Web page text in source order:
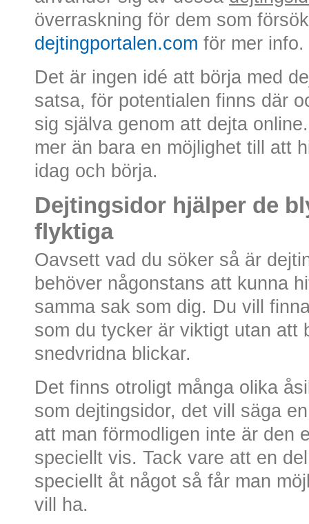
överraskning för dem som
dejtingportalen.com för mer info.
Det är ingen idé att börja med
satsa, för potentialen finns där
sig själva genom att dejta
mer än bara en möjlighet till att
idag och börja.
Dejtingsidor hjälper de
flyktiga
Oavsett vad du söker så är
behöver någonstans att kunna
samma sak som dig. Du vill
som du tycker är viktigt utan att
snedvridna blickar.
Det finns otroligt många olika
som dejtingsidor, det vill säga
att man förmodligen inte är den
speciellt vis. Tack vare att en
speciellt åt något så får man
vill ha.